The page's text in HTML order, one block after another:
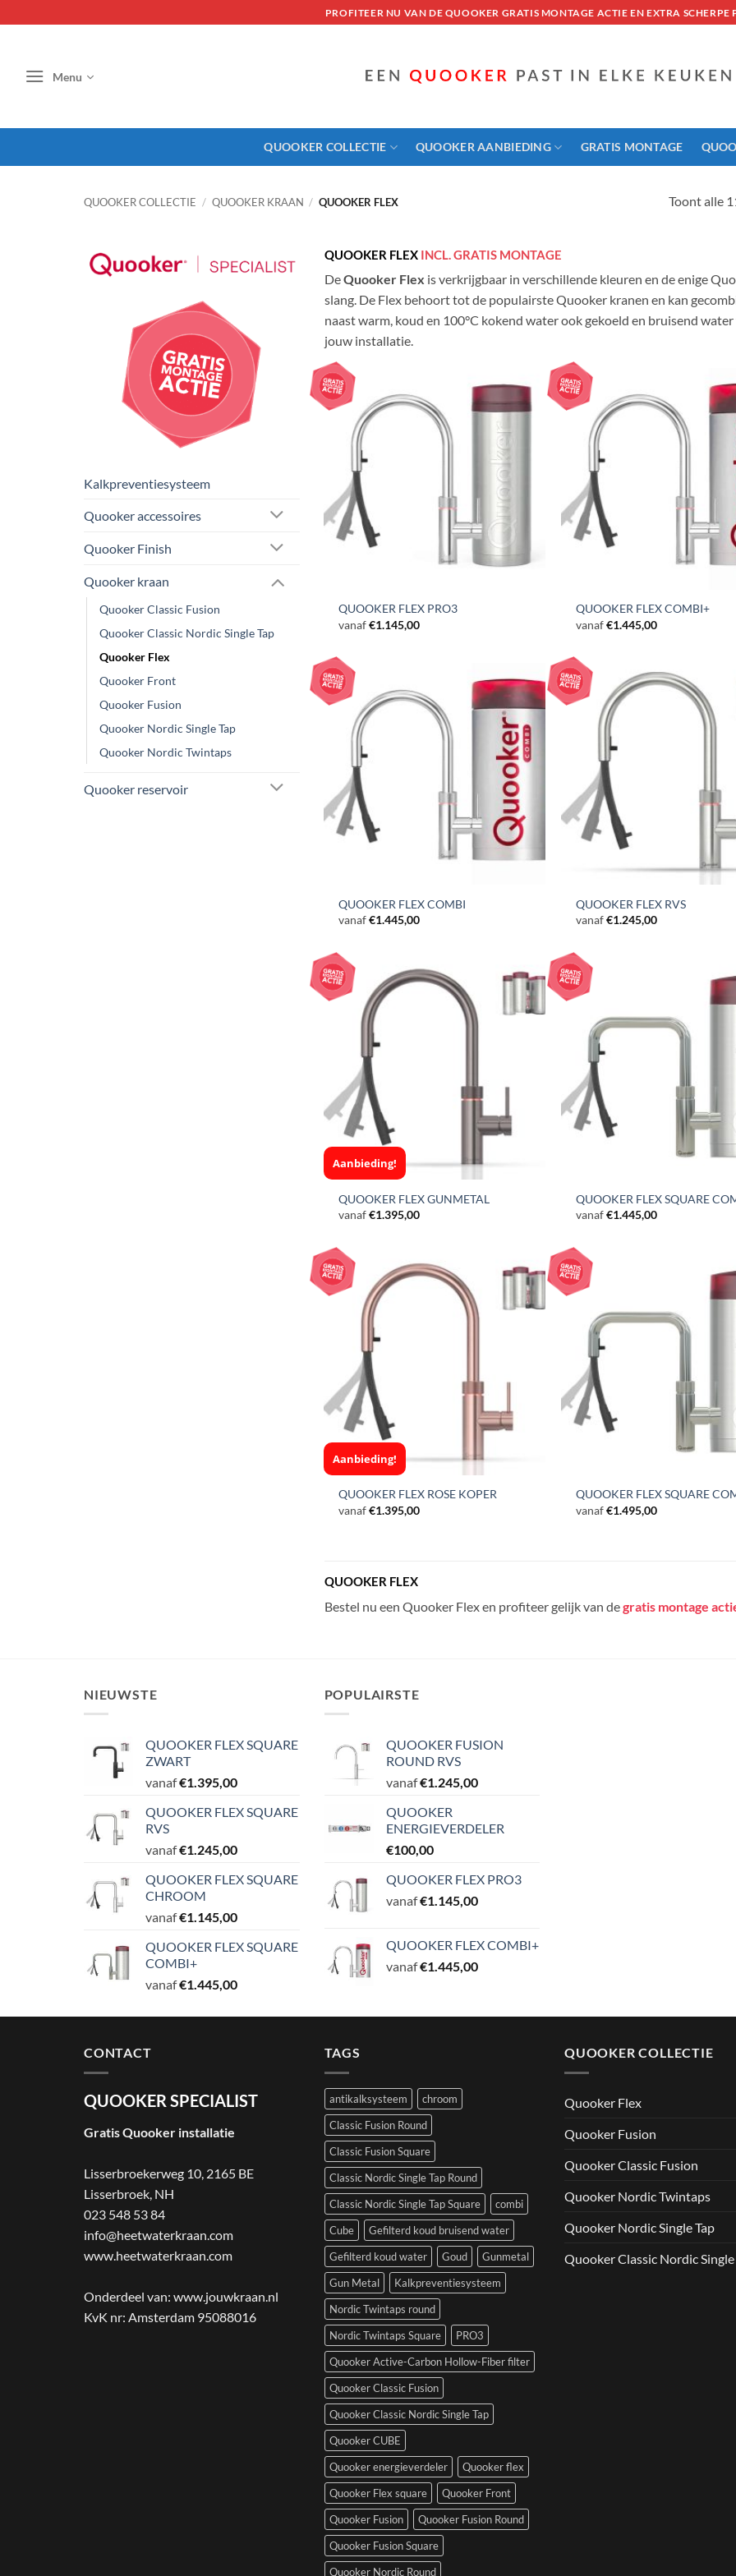
to
PROFITEER NU VAN DE QUOOKER GRATIS MONTAGE ACTIE EN EXTRA SCHERPE
Menu
QUOOKER COLLECTIE QUOOKER AANBIEDING GRATIS MONTAGE
QUOOKER COLLECTIE / QUOOKER KRAAN / QUOOKER FLEX Toont alle
Kalkpreventiesysteem
Quooker accessoires
Quooker Finish
Quooker kraan
Quooker Classic Fusion
Quooker Classic Nordic Single Tap
Quooker Flex
Quooker Front
Quooker Fusion
Quooker Nordic Single Tap
Quooker Nordic Twintaps
Quooker reservoir
QUOOKER FLEX INCL. GRATIS MONTAGE
DeQuooker Flex is verkrijgbaar in verschillende kleuren en de enige
slang. De Flex behoort tot de populairste Quooker kranen en kan
naast warm, koud en 100°C kokend water ook gekoeld en bruisend water
jouw installatie.
QUOOKER FLEX PRO3
vanaf €1.145,00
QUOOKER FLEX COMBI+
vanaf€1.445,00
QUOOKER FLEX COMBI
vanaf €1.445,00
QUOOKER FLEX RVS
vanaf€1.245,00
Aanbieding!
QUOOKER FLEX GUNMETAL
vanaf €1.395,00
QUOOKER FLEX SQUARE
vanaf€1.445,00
Aanbieding!
QUOOKER FLEX ROSE KOPER
vanaf €1.395,00
QUOOKER FLEX SQUARE
vanaf€1.495,00
QUOOKER FLEX
Bestel nu een Quooker Flex en profiteer gelijk van degratis montage
NIEUWSTE
QUOOKER FLEX SQUARE
ZWART
vanaf€1.395,00
QUOOKER FLEX SQUARE
RVS
vanaf€1.245,00
QUOOKER FLEX SQUARE
CHROOM
vanaf€1.145,00
QUOOKER FLEX SQUARE
COMBI+
vanaf€1.445,00
POPULAIRSTE
QUOOKER FUSION
ROUND RVS
vanaf€1.245,00
QUOOKER
ENERGIEVERDELER
€100,00
QUOOKER FLEX PRO3
vanaf€1.145,00
QUOOKER FLEX COMBI+
vanaf€1.445,00
CONTACT
QUOOKER SPECIALIST
Gratis Quooker installatie
Lisserbroekerweg 10, 2165 BE
Lisserbroek NH
023 548 53 84
info@heetwaterkraan.com
www.heetwaterkraan.com
Onderdeel van: www.jouwkraan.nl
KvK nr: Amsterdam 95088016
TAGS
antikalksysteem
chroom
Classic Fusion Round
Classic Fusion Square
Classic Nordic Single Tap Round
Classic Nordic Single Tap Square
combi
Cube
Gefilterd koud bruisend water
Gefilterd koud water
Goud
Gunmetal
Gun Metal
Kalkpreventiesysteem
Nordic Twintaps round
Nordic Twintaps Square
PRO3
Quooker Active-Carbon Hollow-Fiber filter
Quooker Classic Fusion
Quooker Classic Nordic Single Tap
Quooker CUBE
Quooker energieverdeler
Quooker flex
Quooker Flex square
Quooker Front
Quooker Fusion
Quooker Fusion Round
Quooker Fusion Square
Quooker Nordic Round
QUOOKER COLLECTIE
Quooker Flex
Quooker Fusion
Quooker Classic Fusion
Quooker Nordic Twintaps
Quooker Nordic Single Tap
Quooker Classic Nordic Single